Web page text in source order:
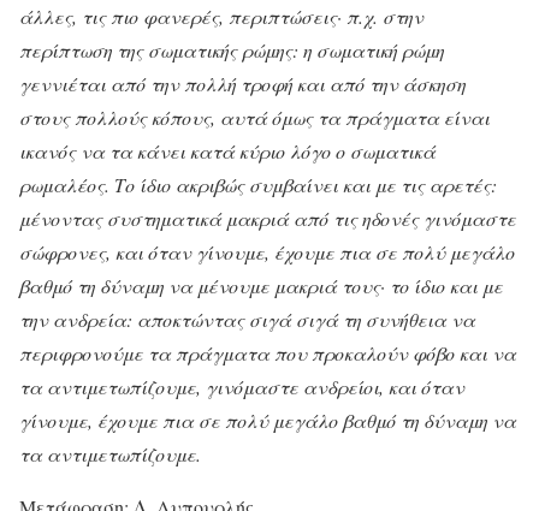
άλλες, τις πιο φανερές, περιπτώσεις· π.χ. στην
περίπτωση της σωματικής ρώμης: η σωματική ρώμη
γεννιέται από την πολλή τροφή και από την άσκηση
στους πολλούς κόπους, αυτά όμως τα πράγματα είναι
ικανός να τα κάνει κατά κύριο λόγο ο σωματικά
ρωμαλέος. Το ίδιο ακριβώς συμβαίνει και με τις αρετές:
μένοντας συστηματικά μακριά από τις ηδονές γινόμαστε
σώφρονες, και όταν γίνουμε, έχουμε πια σε πολύ μεγάλο
βαθμό τη δύναμη να μένουμε μακριά τους· το ίδιο και με
την ανδρεία: αποκτώντας σιγά σιγά τη συνήθεια να
περιφρονούμε τα πράγματα που προκαλούν φόβο και να
τα αντιμετωπίζουμε, γινόμαστε ανδρείοι, και όταν
γίνουμε, έχουμε πια σε πολύ μεγάλο βαθμό τη δύναμη να
τα αντιμετωπίζουμε.